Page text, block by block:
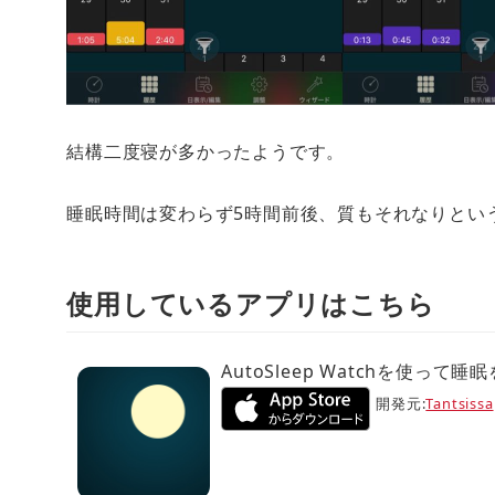
結構二度寝が多かったようです。
睡眠時間は変わらず5時間前後、質もそれなりとい
使用しているアプリはこちら
AutoSleep Watchを使って睡眠
開発元:Tantsissa